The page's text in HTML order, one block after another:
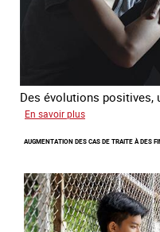
Des évolutions positives,
En savoir plus
nouveaux
du
combat
contre
l’esclavage
AUGMENTATION DES CAS DE TRAITE À DES